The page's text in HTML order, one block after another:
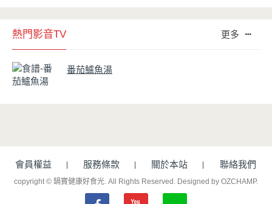
熱門影音TV 更多
番茄鱸魚湯
會員權益 服務條款 關於本站 聯絡我們
copyright © 鍋寶健康好食光. All Rights Reserved. Designed by OZCHAMP.